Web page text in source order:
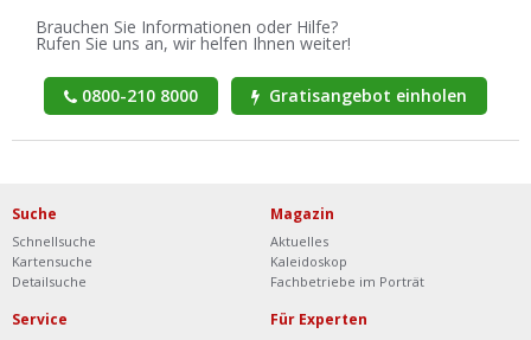
Brauchen Sie Informationen oder Hilfe?
Rufen Sie uns an, wir helfen Ihnen weiter!
0800-210 8000 Gratisangebot einholen
Suche
Schnellsuche
Kartensuche
Detailsuche
Magazin
Aktuelles
Kaleidoskop
Fachbetriebe im Porträt
Service Für Experten